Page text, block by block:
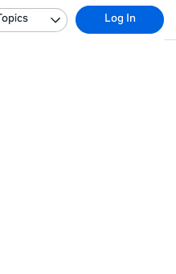
Topics Log In